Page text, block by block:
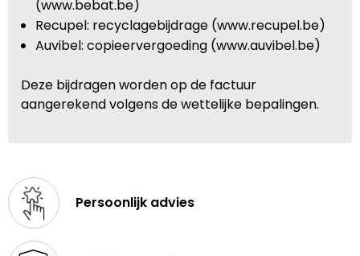
(www.bebat.be)
Recupel: recyclagebijdrage (www.recupel.be)
Auvibel: copieervergoeding (www.auvibel.be)
Deze bijdragen worden op de factuur
aangerekend volgens de wettelijke bepalingen.
Persoonlijk advies